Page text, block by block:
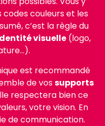
couleurs et les
c’est la règle du
visuelle (logo,
est recommandé
de vossupports
respectera bien ce
votre vision. En
de communication.